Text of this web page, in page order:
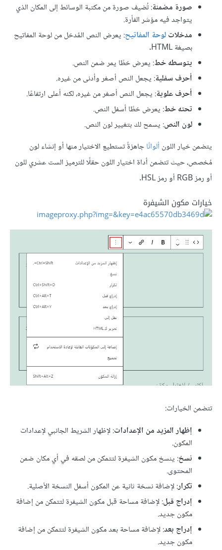
صورة مضمنة: تُضيف صورة من مكتبة الوسائط إلى المكان الذي
يتواجد فيه مؤشر الفأرة.
مدخلاتلوحة المفاتيح: يعرض النص المُدخل من لوحة المفاتيح
بصيغة HTML.
يتوسطه خط: يعرض خطًا يمر ضمن النص.
أحرف سفلية: يجعل النص أصغر وأدنى من غيره.
أحرف علوية: يجعل النص أصغر من غيره، لكنه أعلى ارتفاعًا.
تحته خط: يعرض خطًا أسفل النص.
لون النص: يسمح لك بتغيير لون النص.
يتضمن خيار اللون ألوانًاجاهزةً تستطيع الاختيار منها أو إنشاء لون
مُخصص، حيث تتضمن أداة اختيار اللون حقلًا للترميز الست عشري للون
أو رمز RGB أو رمز HSL.
خيارات مكون الشيفرة
تتضمن الخيارات:
إظهار المزيد من الإعدادات: لإظهار الشريط الجانبي لإعدادات
المكون.
نسخ: ينسخ مكون الشيفرة لتتمكن من لصقه في أي مكان ضمن
المحتوى.
تكرار: لإضافة نسخة ثانية عن المكون أسفل النسخة الأصلية.
إدراج قبل: لإضافة مساحة قبل مكون الشيفرة لتتمكن من إضافة
مكون جديد.
إدراج بعد: لإضافة مساحة بعد مكون الشيفرة لتتمكن من إضافة
مكون جديد.